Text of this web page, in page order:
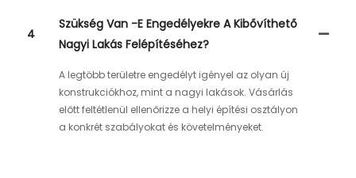
4
Szükség Van -e Engedélyekre A Kibővíthető
Nagyi Lakás Felépítéséhez?
A legtöbb területre engedélyt igényel az olyan új
konstrukciókhoz, mint a nagyi lakások. Vásárlás
előtt feltétlenül ellenőrizze a helyi építési osztályon
a konkrét szabályokat és követelményeket.